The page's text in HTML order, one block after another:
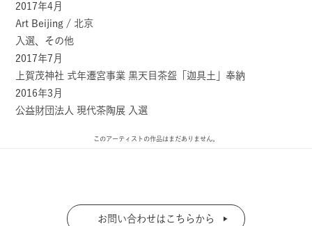
2017年4月
Art Beijing / 北京
入選、その他
2017年7月
上賀茂神社 式年遷宮事業 黒天目茶盌「迦具土」奉納
2016年3月
公益財団法人 現代茶陶展 入選
このアーティストの作品はまだありません。
お問い合わせはこちらから